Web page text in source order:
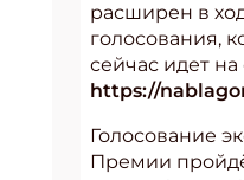
расширен в
голосования,
сейчас идет
https://
Голосование
Премии